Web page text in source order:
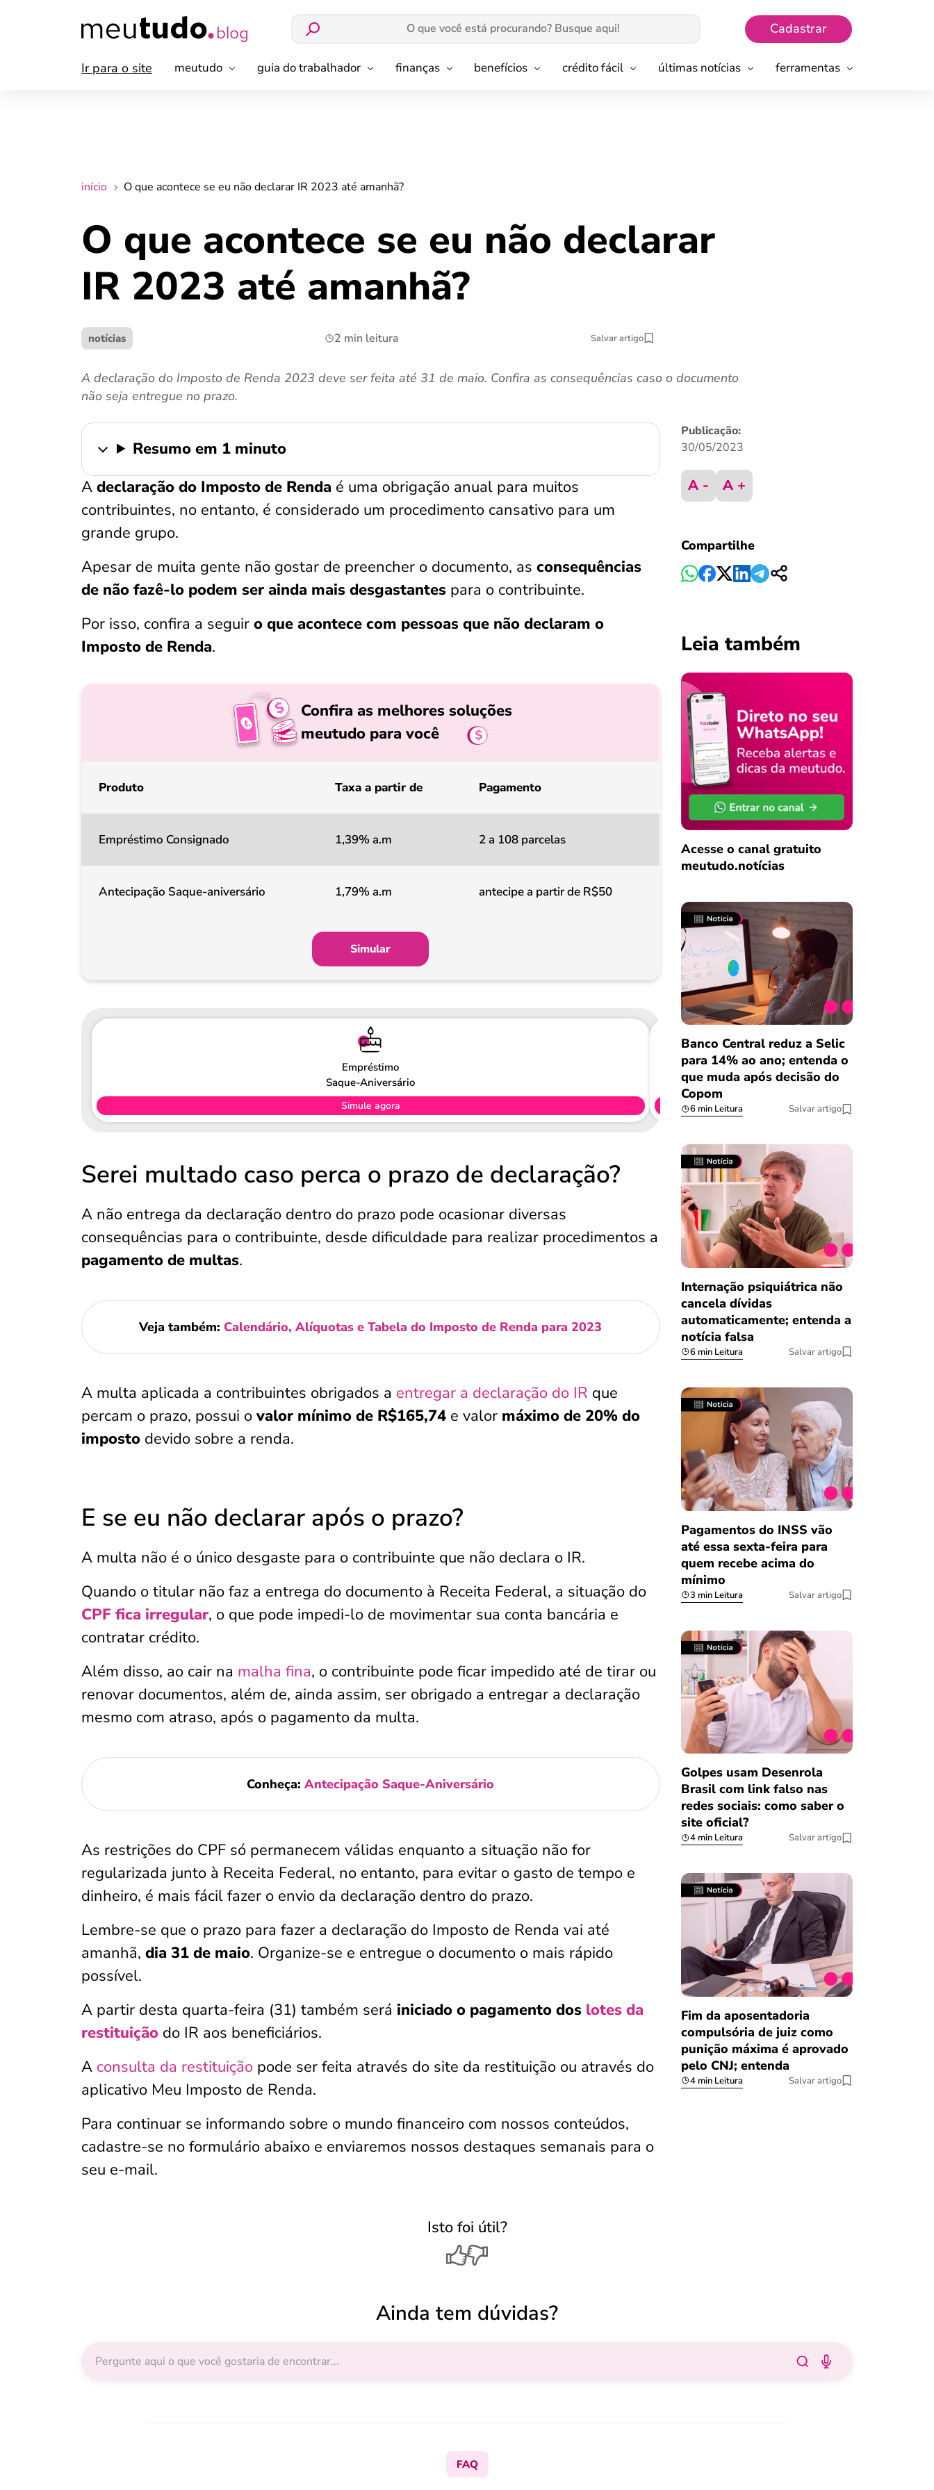
Cadastrar
Ir para o site meutudo guia do trabalhador finanças benefícios crédito fácil últimas notícias ferramentas
início O que acontece se eu não declarar IR 2023 até amanhã?
O que acontece se eu não declarar
IR 2023 até amanhã?
notícias 2 min leitura Salvar artigo
A declaração do Imposto de Renda 2023 deve ser feita até 31 de maio. Confira as consequências caso o documento
não seja entregue no prazo.
Resumo em 1 minuto
A declaração do Imposto de Renda é uma obrigação anual para muitos
contribuintes, no entanto, é considerado um procedimento cansativo para um
grande grupo.
Apesar de muita gente não gostar de preencher o documento, as consequências
de não fazê-lo podem ser ainda mais desgastantes para o contribuinte.
Por isso, confira a seguir o que acontece com pessoas que não declaram o
Imposto de Renda.
Confira as melhores soluções
meutudo para você
Produto Taxa a partir de Pagamento
Empréstimo Consignado 1,39% a.m 2 a 108 parcelas
Antecipação Saque-aniversário 1,79% a.m antecipe a partir de R$50
Simular
Empréstimo
Saque-Aniversário
Simule agora
Serei multado caso perca o prazo de declaração?
A não entrega da declaração dentro do prazo pode ocasionar diversas
consequências para o contribuinte, desde dificuldade para realizar procedimentos a
pagamento de multas.
Veja também: Calendário, Alíquotas e Tabela do Imposto de Renda para 2023
A multa aplicada a contribuintes obrigados a entregar a declaração do IR que
percam o prazo, possui o valor mínimo de R$165,74 e valor máximo de 20% do
imposto devido sobre a renda.
E se eu não declarar após o prazo?
A multa não é o único desgaste para o contribuinte que não declara o IR.
Quando o titular não faz a entrega do documento à Receita Federal, a situação do
CPF fica irregular, o que pode impedi-lo de movimentar sua conta bancária e
contratar crédito.
Além disso, ao cair na malha fina, o contribuinte pode ficar impedido até de tirar ou
renovar documentos, além de, ainda assim, ser obrigado a entregar a declaração
mesmo com atraso, após o pagamento da multa.
Conheça:Antecipação Saque-Aniversário
As restrições do CPF só permanecem válidas enquanto a situação não for
regularizada junto à Receita Federal, no entanto, para evitar o gasto de tempo e
dinheiro, é mais fácil fazer o envio da declaração dentro do prazo.
Lembre-se que o prazo para fazer a declaração do Imposto de Renda vai até
amanhã, dia 31 de maio. Organize-se e entregue o documento o mais rápido
possível.
A partir desta quarta-feira (31) também será iniciado o pagamento dos lotes da
restituição do IR aos beneficiários.
A consulta da restituição pode ser feita através do site da restituição ou através do
aplicativo Meu Imposto de Renda.
Para continuar se informando sobre o mundo financeiro com nossos conteúdos,
cadastre-se no formulário abaixo e enviaremos nossos destaques semanais para o
seu e-mail.
Isto foi útil?
Ainda tem dúvidas?
FAQ
Publicação:
30/05/2023
A - A +
Compartilhe
Leia também
Acesse o canal gratuito
meutudo.notícias
Banco Central reduz a Selic
para 14% ao ano; entenda o
que muda após decisão do
Copom
6 min Leitura Salvar artigo
Internação psiquiátrica não
cancela dívidas
automaticamente; entenda a
notícia falsa
6 min Leitura Salvar artigo
Pagamentos do INSS vão
até essa sexta-feira para
quem recebe acima do
mínimo
3 min Leitura Salvar artigo
Golpes usam Desenrola
Brasil com link falso nas
redes sociais: como saber o
site oficial?
4 min Leitura Salvar artigo
Fim da aposentadoria
compulsória de juiz como
punição máxima é aprovado
pelo CNJ; entenda
4 min Leitura Salvar artigo